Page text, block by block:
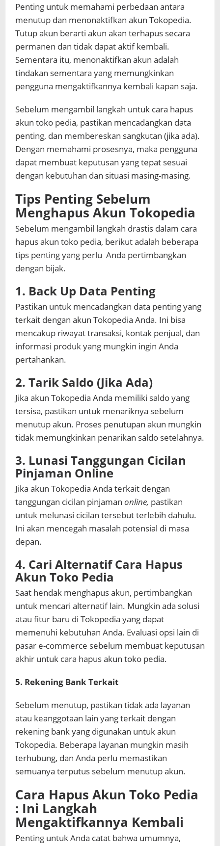
Penting untuk memahami perbedaan antara
menutup dan menonaktifkan akun Tokopedia.
Tutup akun berarti akun akan terhapus secara
permanen dan tidak dapat aktif kembali.
Sementara itu, menonaktifkan akun adalah
tindakan sementara yang memungkinkan
pengguna mengaktifkannya kembali kapan saja.
Sebelum mengambil langkah untuk cara hapus
akun toko pedia, pastikan mencadangkan data
penting, dan membereskan sangkutan (jika ada).
Dengan memahami prosesnya, maka pengguna
dapat membuat keputusan yang tepat sesuai
dengan kebutuhan dan situasi masing-masing.
Tips Penting Sebelum
Menghapus Akun Tokopedia
Sebelum mengambil langkah drastis dalam cara
hapus akun toko pedia, berikut adalah beberapa
tips penting yang perlu Anda pertimbangkan
dengan bijak.
1. Back Up Data Penting
Pastikan untuk mencadangkan data penting yang
terkait dengan akun Tokopedia Anda. Ini bisa
mencakup riwayat transaksi, kontak penjual, dan
informasi produk yang mungkin ingin Anda
pertahankan.
2. Tarik Saldo (Jika Ada)
Jika akun Tokopedia Anda memiliki saldo yang
tersisa, pastikan untuk menariknya sebelum
menutup akun. Proses penutupan akun mungkin
tidak memungkinkan penarikan saldo setelahnya.
3. Lunasi Tanggungan Cicilan
Pinjaman Online
Jika akun Tokopedia Anda terkait dengan
tanggungan cicilan pinjaman online, pastikan
untuk melunasi cicilan tersebut terlebih dahulu.
Ini akan mencegah masalah potensial di masa
depan.
4. Cari AlternatifCara Hapus
Akun Toko Pedia
Saat hendak menghapus akun, pertimbangkan
untuk mencari alternatif lain. Mungkin ada solusi
atau fitur baru di Tokopedia yang dapat
memenuhi kebutuhan Anda. Evaluasi opsi lain di
pasar e-commerce sebelum membuat keputusan
akhir untuk cara hapus akun toko pedia.
5. Rekening Bank Terkait
Sebelum menutup, pastikan tidak ada layanan
atau keanggotaan lain yang terkait dengan
rekening bank yang digunakan untuk akun
Tokopedia. Beberapa layanan mungkin masih
terhubung, dan Anda perlu memastikan
semuanya terputus sebelum menutup akun.
Cara Hapus Akun Toko Pedia
: Ini Langkah
Mengaktifkannya Kembali
Penting untuk Anda catat bahwa umumnya,